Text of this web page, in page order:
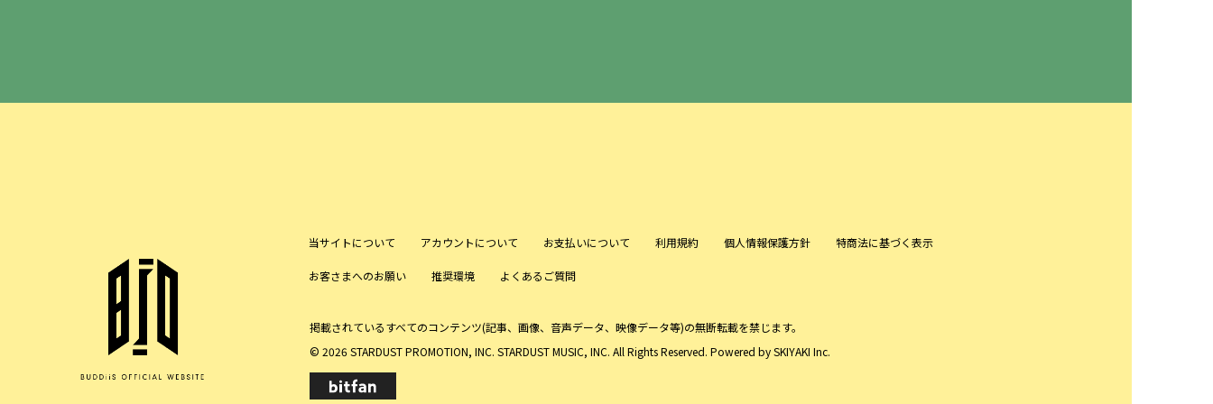
当サイトについて アカウントについて お支払いについて 利用規約 個人情報保護方針 特商法に基づく表示
お客さまへのお願い 推奨環境 よくあるご質問
掲載されているすべてのコンテンツ(記事、画像、音声データ、映像データ等)の無断転載を禁じます。
© 2026 STARDUST PROMOTION, INC. STARDUST MUSIC, INC. All Rights Reserved. Powered bySKIYAKI Inc.